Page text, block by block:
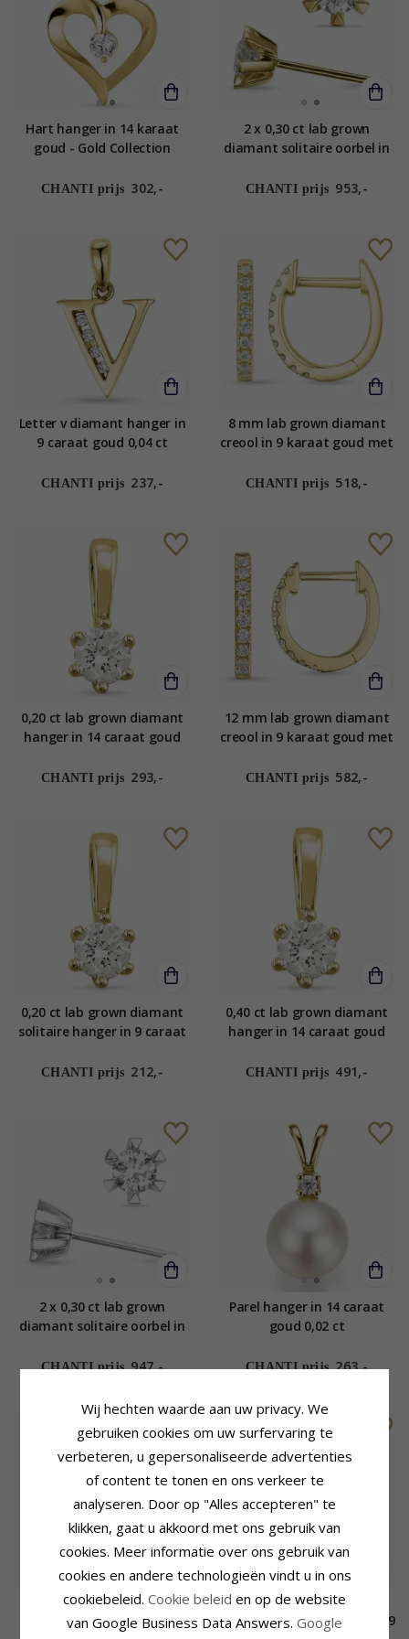
Hart hanger in 14 karaat
goud - Gold Collection
CHANTI prijs 302,-
2 x 0,30 ct lab grown
diamant solitaire oorbel in
grown diamant
CHANTI prijs 953,-
Letter v diamant hanger in
9 caraat goud 0,04 ct
CHANTI prijs 237,-
8 mm lab grown diamant
creool in 9 karaat goud met
CHANTI prijs 518,-
0,20 ct lab grown diamant
hanger in 14 caraat goud
CHANTI prijs 293,-
12 mm lab grown diamant
creool in 9 karaat goud met
CHANTI prijs 582,-
0,20 ct lab grown diamant
solitaire hanger in 9 caraat
CHANTI prijs 212,-
0,40 ct lab grown diamant
hanger in 14 caraat goud
CHANTI prijs 491,-
2 x 0,30 ct lab grown
diamant solitaire oorbel in
grown diamant
CHANTI prijs 947,-
Parel hanger in 14 caraat
goud 0,02 ct
CHANTI prijs 263,-
0,50 ct lab grown diamant
hanger in 14 caraat goud
2 x 0,20 ct lab grown
diamant solitaire oorbel in 9
Wij hechten waarde aan uw privacy. We
gebruiken cookies om uw surfervaring te
verbeteren, u gepersonaliseerde advertenties
of content te tonen en ons verkeer te
analyseren. Door op "Alles accepteren" te
klikken, gaat u akkoord met ons gebruik van
cookies. Meer informatie over ons gebruik van
cookies en andere technologieën vindt u in ons
cookiebeleid. Cookie beleid en op de website
van Google Business Data Answers. Google